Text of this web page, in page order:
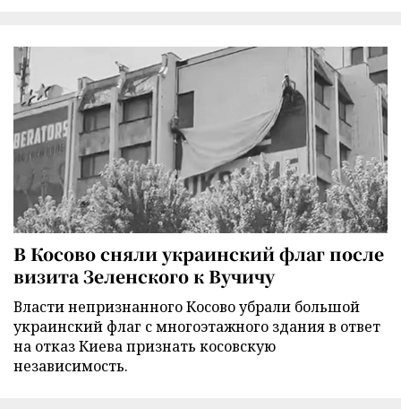
В Косово сняли украинский флаг после
визита Зеленского к Вучичу
Власти непризнанного Косово убрали большой
украинский флаг с многоэтажного здания в ответ
на отказ Киева признать косовскую
независимость.